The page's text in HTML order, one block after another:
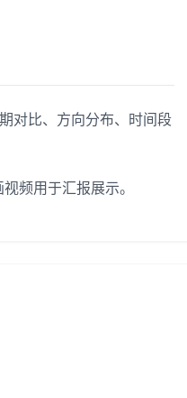
对比、方向分布、时间段
频用于汇报展示。